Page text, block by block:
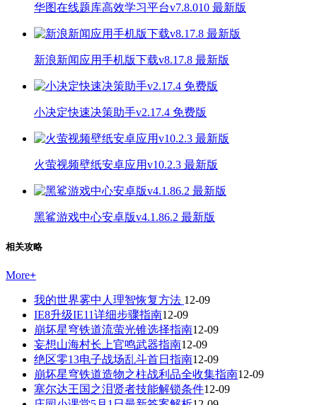
华图在线题库高效学习平台v7.8.010 最新版
新浪新闻应用手机版下载v8.17.8 最新版
小决定快速决策助手v2.17.4 免费版
火萤视频壁纸安卓应用v10.2.3 最新版
黑鲨游戏中心安卓版v4.1.86.2 最新版
相关攻略
More+
我的世界雾中人理智恢复方法 12-09
IE8升级IE11详细步骤指南12-09
崩坏星穹铁道流萤光锥选择指南12-09
妄想山海村长上官鸣武器指南12-09
绝区零13电子战场乱斗首日指南12-09
崩坏星穹铁道造物之柱战利品全收集指南12-09
塞尔达王国之泪贤者技能解锁条件12-09